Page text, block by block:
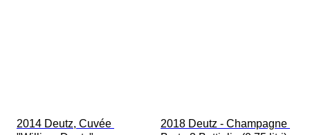
2014 Deutz, Cuvée
2018 Deutz - Champagne